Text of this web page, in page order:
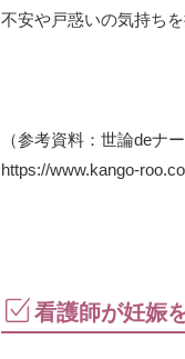
不安や戸惑いの気持ちを
（参考資料：世論deナ
https://www.kango-
看護師が妊娠